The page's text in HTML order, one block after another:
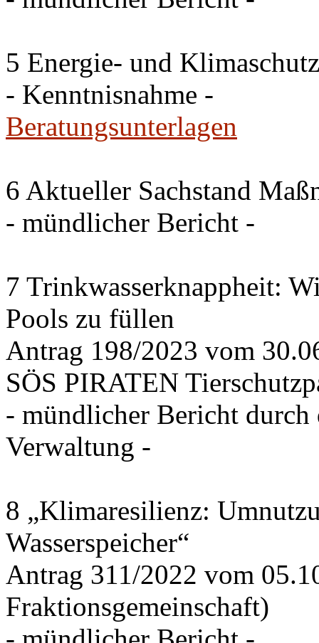
5 Energie- und
- Kenntnisnahme -
Beratungsunterlagen
6 Aktueller Sachstand
- mündlicher Bericht -
7 Trinkwasserknappheit:
Pools zu füllen
Antrag 198/2023 vom
SÖS PIRATEN
- mündlicher Bericht
Verwaltung -
8 „Klimaresilienz:
Wasserspeicher“
Antrag 311/2022 vom
Fraktionsgemeinschaft)